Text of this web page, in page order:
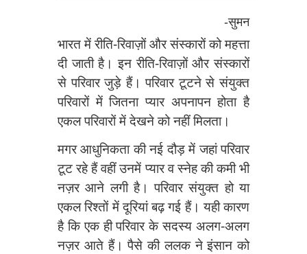
-सुमन
भारत में रीति-रिवाज़ों और संस्कारों को महत्ता
दी जाती है। इन रीति-रिवाज़ों और संस्कारों
से परिवार जुड़े हैं। परिवार टूटने से संयुक्त
परिवारों में जितना प्यार अपनापन होता है
एकल परिवारों में देखने को नहीं मिलता।
मगर आधुनिकता की नई दौड़ में जहां परिवार
टूट रहे हैं वहीं उनमें प्यार व स्नेह की कमी भी
नज़र आने लगी है। परिवार संयुक्त हो या
एकल रिश्तों में दूरियां बढ़ गई हैं। यही कारण
है कि एक ही परिवार के सदस्य अलग-अलग
नज़र आते हैं। पैसे की ललक ने इंसान को